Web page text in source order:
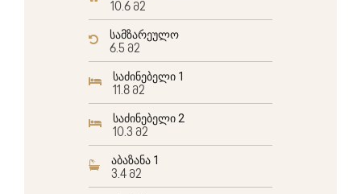
10.6 მ2
სამზარეულო
6.5 მ2
საძინებელი 1
11.8 მ2
საძინებელი 2
10.3 მ2
აბაზანა 1
3.4 მ2